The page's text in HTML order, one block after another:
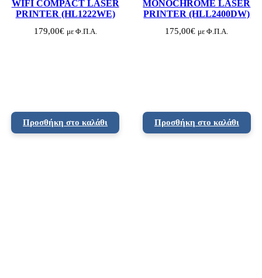
WIFI COMPACT LASER
PRINTER (HL1222WE)
179,00€ με Φ.Π.Α.
Προσθήκη στο καλάθι
MONOCHROME LASER
PRINTER (HLL2400DW)
175,00€ με Φ.Π.Α.
Προσθήκη στο καλάθι